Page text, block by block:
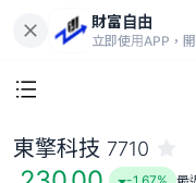
財富自由
立即使用APP，
東擎科技 7710